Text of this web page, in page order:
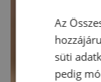
Az
süti
pedig